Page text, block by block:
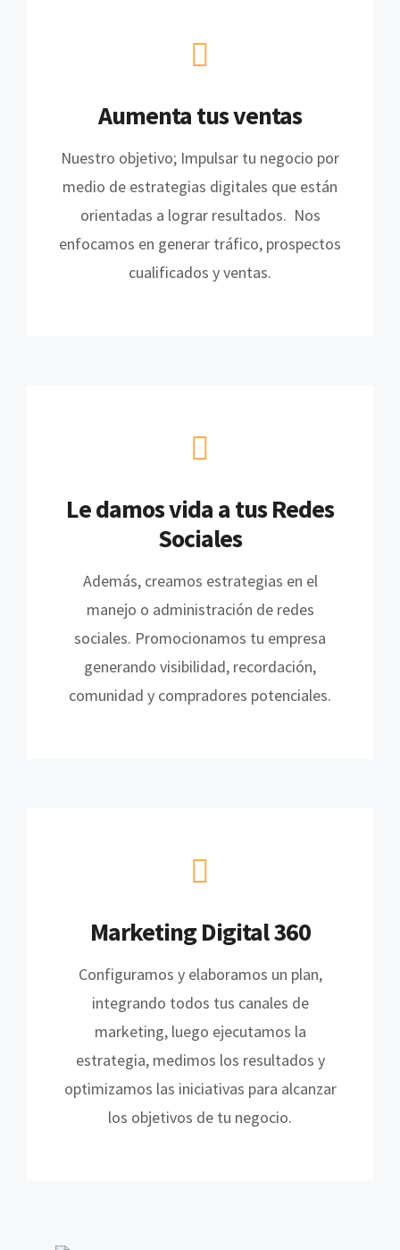
Aumenta tus ventas
Nuestro objetivo; Impulsar tu negocio por
medio de estrategias digitales que están
orientadas a lograr resultados. Nos
enfocamos en generar tráfico, prospectos
cualificados y ventas.
Le damos vida a tus Redes
Sociales
Además, creamos estrategias en el
manejo o administración de redes
sociales. Promocionamos tu empresa
generando visibilidad, recordación,
comunidad y compradores potenciales.
Marketing Digital 360
Configuramos y elaboramos un plan,
integrando todos tus canales de
marketing, luego ejecutamos la
estrategia, medimos los resultados y
optimizamos las iniciativas para alcanzar
los objetivos de tu negocio.